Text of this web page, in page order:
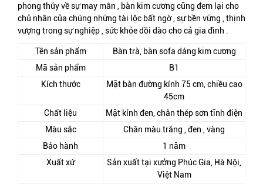
phong thủy về sự may mắn , bàn kim cương cũng đem lại cho
chủ nhân của chúng những tài lộc bất ngờ , sự bền vững , thịnh
vượng trong sự nghiệp , sức khỏe dồi dào cho cả gia đình .
Tên sản phẩm
Bàn trà, bàn sofa dáng kim cương
Mã sản phẩm
B1
Kích thước
Mặt bàn đường kính 75 cm, chiều cao
45cm
Chất liệu
Mặt kính đen, chân thép sơn tĩnh điện
Màu sắc
Chân màu trắng , đen , vàng
Bảo hành
1 năm
Xuất xứ
Sản xuất tại xưởng Phúc Gia, Hà Nội,
Việt Nam